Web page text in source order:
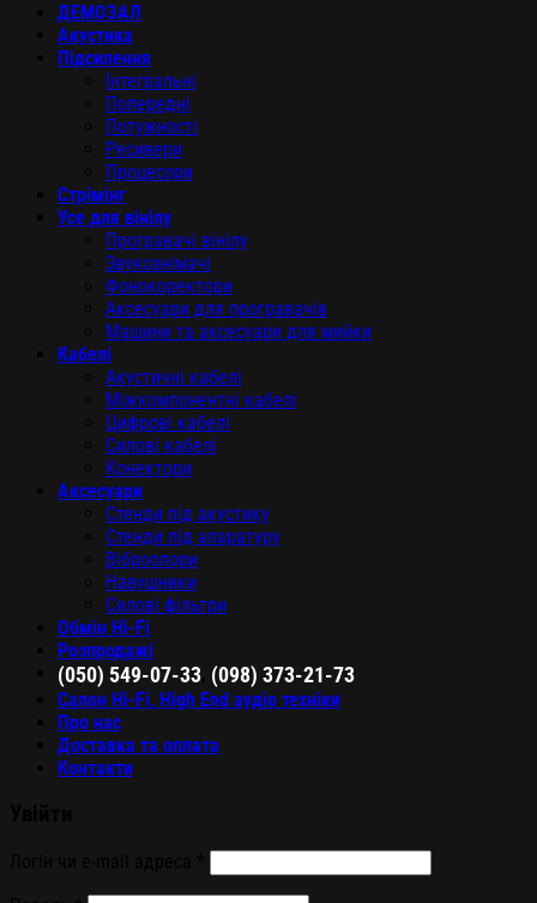
ДЕМОЗАЛ
Акустика
Підсилення
Інтегральні
Попередні
Потужності
Ресивери
Процесори
Стрімінг
Усе для вінілу
Програвачі вінілу
Звукознімачі
Фонокоректори
Аксесуари для програвачів
Машини та аксесуари для мийки
Кабелі
Акустичні кабелі
Міжкомпонентні кабелі
Цифрові кабелі
Силові кабелі
Конектори
Аксесуари
Стенди під акустику
Стенди під апаратуру
Віброопори
Навушники
Силові фільтри
Обмін Hi-Fi
Розпродажі
(050) 549-07-33 (098) 373-21-73
Салон Hi-Fi, High End аудіо техніки
Про нас
Доставка та оплата
Контакти